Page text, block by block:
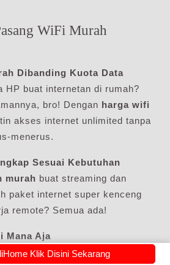
WiFi Murah
Dibanding Kuota Data
HP buat internetan di rumah?
bro! Dengan harga wifi
akses internet unlimited tanpa
menerus.
Sesuai Kebutuhan
murah buat streaming dan
paket internet super kenceng
remote? Semua ada!
Mana Aja
wifi murah terdekat
Klik Disini Sekarang